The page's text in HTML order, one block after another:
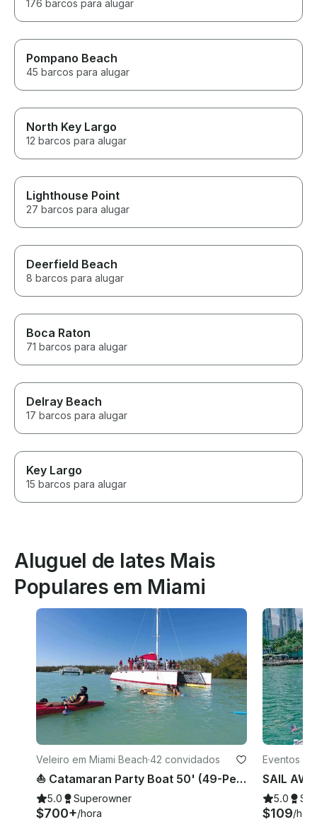
176 barcos para alugar
Pompano Beach
45 barcos para alugar
North Key Largo
12 barcos para alugar
Lighthouse Point
27 barcos para alugar
Deerfield Beach
8 barcos para alugar
Boca Raton
71 barcos para alugar
Delray Beach
17 barcos para alugar
Key Largo
15 barcos para alugar
Aluguel de Iates Mais
Populares em Miami
Veleiro em Miami Beach·42 convidados
⛵️ Catamaran Party Boat 50' (49-Person)
5.0 Superowner
$700+/hora
Eventos
5.0
$109/hora